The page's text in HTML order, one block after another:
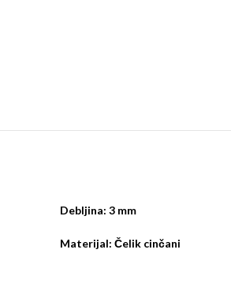
Debljina: 3 mm
Materijal: Čelik cinčani